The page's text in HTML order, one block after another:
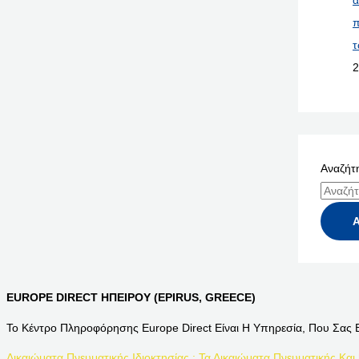
EUROPE DIRECT ΗΠΕΙΡΟΥ (EPIRUS, GREECE)
Το Κέντρο Πληροφόρησης Europe Direct Είναι Η Υπηρεσία, Που Σας